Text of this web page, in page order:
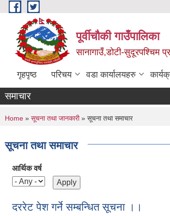
Skip to main content
पूर्वीचौकी गाउँपालिका
सानागाउँ,डोटी-सुदूरपश्चिम
गृहपृष्ठ परिचय वडा कार्यालयहरु
समाचार
You are here
Home » सूचना तथा जानकारी» सूचना तथा समाचार
सूचना तथा समाचार
आर्थिक वर्ष
दररेट पेश गर्ने सम्बन्धित सूचना ।।